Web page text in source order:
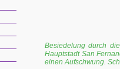
Besiedelung durch
Hauptstadt San
einen Aufschwung.